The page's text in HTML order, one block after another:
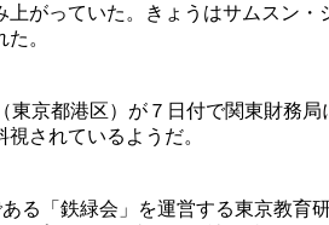
がっていた。きょうはサムスン
。
京都港区）が７日付で関東財務
されているようだ。
る「鉄緑会」を運営する東京教育